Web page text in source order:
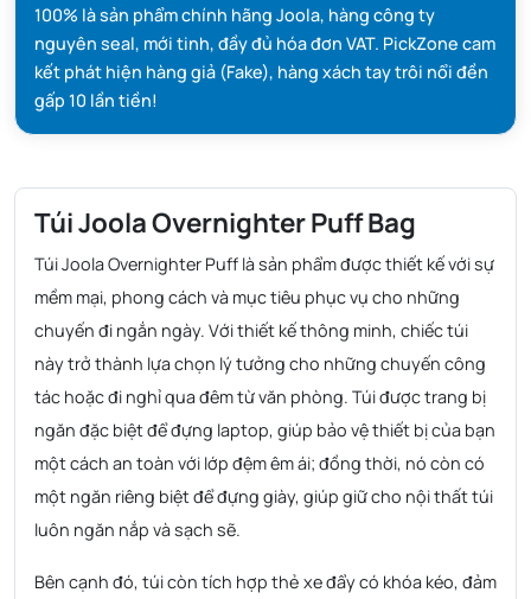
100% là sản phẩm chính hãng Joola, hàng công ty
nguyên seal, mới tinh, đầy đủ hóa đơn VAT. PickZone cam
kết phát hiện hàng giả (Fake), hàng xách tay trôi nổi đền
gấp 10 lần tiền!
Túi Joola Overnighter Puff Bag
Túi Joola Overnighter Puff là sản phẩm được thiết kế với sự
mềm mại, phong cách và mục tiêu phục vụ cho những
chuyến đi ngắn ngày. Với thiết kế thông minh, chiếc túi
này trở thành lựa chọn lý tưởng cho những chuyến công
tác hoặc đi nghỉ qua đêm từ văn phòng. Túi được trang bị
ngăn đặc biệt để đựng laptop, giúp bảo vệ thiết bị của bạn
một cách an toàn với lớp đệm êm ái; đồng thời, nó còn có
một ngăn riêng biệt để đựng giày, giúp giữ cho nội thất túi
luôn ngăn nắp và sạch sẽ.
Bên cạnh đó, túi còn tích hợp thẻ xe đẩy có khóa kéo, đảm